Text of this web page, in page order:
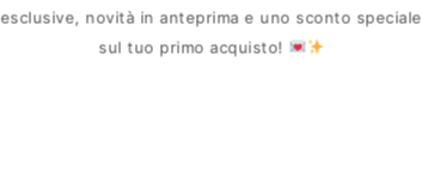
esclusive, novità in anteprima e uno sconto speciale
sul tuo primo acquisto!